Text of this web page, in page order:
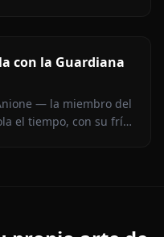
con la Guardiana
— la miembro del
el tiempo, con su frío